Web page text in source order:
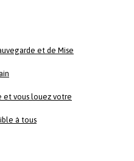
et de Mise
et vous louez votre
à tous